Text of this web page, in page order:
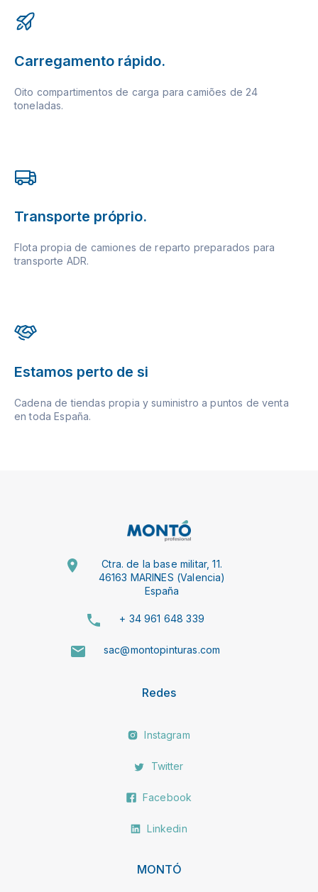
Carregamento rápido.
Oito compartimentos de carga para camiões de 24
toneladas.
Transporte próprio.
Flota propia de camiones de reparto preparados para
transporte ADR.
Estamos perto de si
Cadena de tiendas propia y suministro a puntos de venta
en toda España.
Ctra. de la base militar, 11.
46163 MARINES (Valencia)
España
+ 34 961 648 339
sac@montopinturas.com
Redes
Instagram
Twitter
Facebook
Linkedin
MONTÓ